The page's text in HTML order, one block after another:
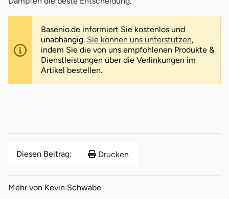
Basenio.de informiert Sie kostenlos und
unabhängig. Sie können uns unterstützen,
indem Sie die von uns empfohlenen Produkte &
Dienstleistungen über die Verlinkungen im
Artikel bestellen.
Diesen Beitrag: Drucken
Mehr von Kevin Schwabe